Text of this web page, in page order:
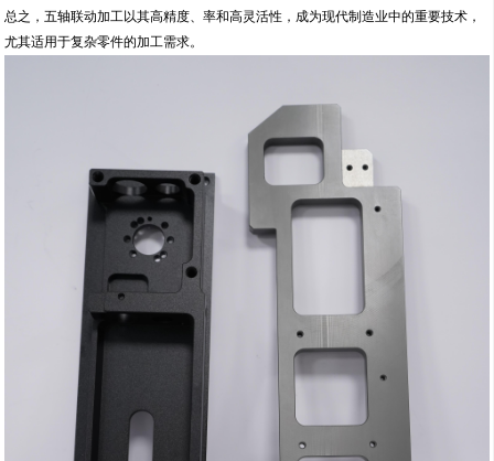
总之，五轴联动加工以其高精度、率和高灵活性，成为现代制造业中的重要技术，
尤其适用于复杂零件的加工需求。